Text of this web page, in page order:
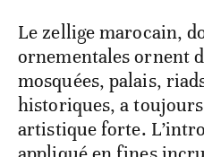
Le zellige marocain,
ornementales ornent
mosquées, palais,
historiques, a
artistique forte.